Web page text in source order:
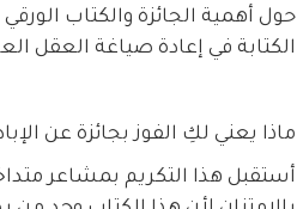
حول أهمية الجائزة والكتاب
الكتابة في إعادة صياغة العقل
ماذا يعني لكِ الفوز بجائزة عن
أستقبل هذا التكريم بمشاعر